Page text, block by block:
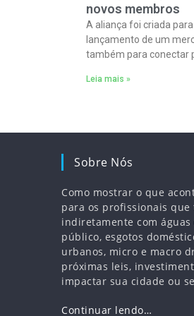
novos membros
A aliança foi criada
lançamento de um
também para conectar
Leia mais »
Sobre Nós
Como mostrar o que
para os profissionais
indiretamente com
público, esgotos
urbanos, micro e macro
próximas leis,
impactar sua cidade ou
Continuar lendo…